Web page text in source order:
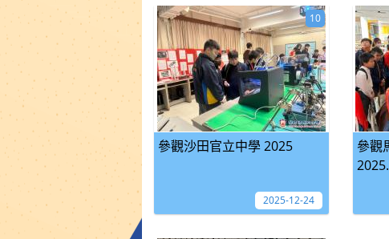
參觀沙田官立中學 2025
10
2025-12-24
參觀